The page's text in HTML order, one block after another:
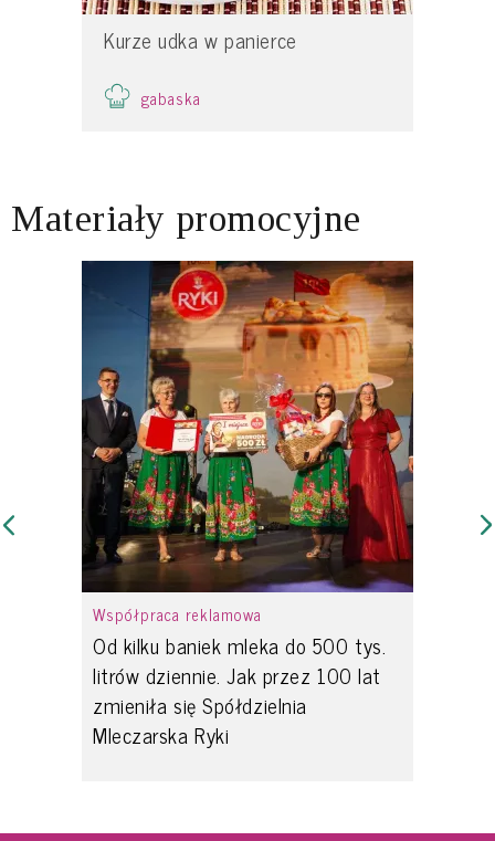
Kurze udka w panierce
gabaska
Materiały promocyjne
Współpraca reklamowa
Od kilku baniek mleka do 500 tys.
litrów dziennie. Jak przez 100 lat
zmieniła się Spółdzielnia
Mleczarska Ryki